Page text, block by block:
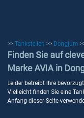
>> Tankstellen >> Dongjum
Finden Sie auf
Marke AVIA in
Leider betreibt Ihre
Vielleicht finden Sie eine
Anfang dieser Seite